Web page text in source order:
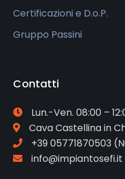
Certificazioni e D.o.P.
Gruppo Passini
Contatti
Lun.-Ven. 08:00 –
CavaCastellina in
+39 05771870503
info@impiantosefi.it